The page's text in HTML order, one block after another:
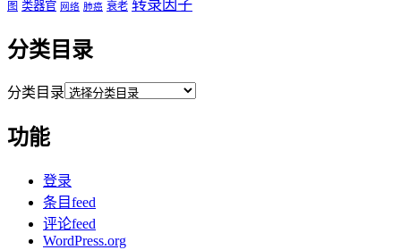
图 类器官 网络 肺癌 衰老 转录因子
分类目录
分类目录
功能
登录
条目feed
评论feed
WordPress.org